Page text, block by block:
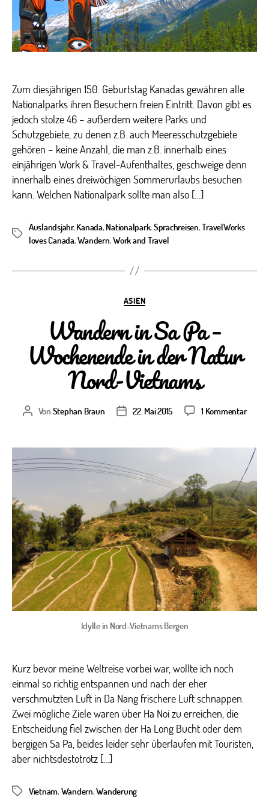
Zum diesjährigen 150. Geburtstag Kanadas gewähren alle
Nationalparks ihren Besuchern freien Eintritt. Davon gibt es
jedoch stolze 46 – außerdem weitere Parks und
Schutzgebiete, zu denen z.B. auch Meeresschutzgebiete
gehören – keine Anzahl, die man z.B. innerhalb eines
einjährigen Work & Travel-Aufenthaltes, geschweige denn
innerhalb eines dreiwöchigen Sommerurlaubs besuchen
kann. Welchen Nationalpark sollte man also […]
Schlagwörter
Auslandsjahr, Kanada, Nationalpark, Sprachreisen,TravelWorks
loves Canada,Wandern,Work and Travel
Kategorien
ASIEN
Wandern in Sa Pa –
Wochenende in der Natur
Nord-Vietnams
Beitragsautor
Von Stephan Braun Veröffentlichungsdatum
22. Mai 2015 1 Kommentarzu
Sa
Pa
–
in
der
Natur
Nord-
Idylle in Nord-Vietnams Bergen
Kurz bevor meine Weltreise vorbei war, wollte ich noch
einmal so richtig entspannen und nach der eher
verschmutzten Luft in Da Nang frischere Luft schnappen.
Zwei mögliche Ziele waren über Ha Noi zu erreichen, die
Entscheidung fiel zwischen der Ha Long Bucht oder dem
bergigen Sa Pa, beides leider sehr überlaufen mit Touristen,
aber nichtsdestotrotz […]
Schlagwörter
Vietnam, Wandern,Wanderung